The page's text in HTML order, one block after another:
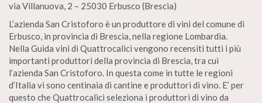
via Villanuova, 2 – 25030 Erbusco (Brescia)
L’azienda San Cristoforo è un produttore di vini del comune di
Erbusco, in provincia di Brescia, nella regione Lombardia.
Nella Guida vini di Quattrocalici vengono recensiti tutti i più
importanti produttori della provincia di Brescia, tra cui
l’azienda San Cristoforo. In questa come in tutte le regioni
d’Italia vi sono centinaia di cantine e produttori di vino. E’ per
questo che Quattrocalici seleziona i produttori di vino da